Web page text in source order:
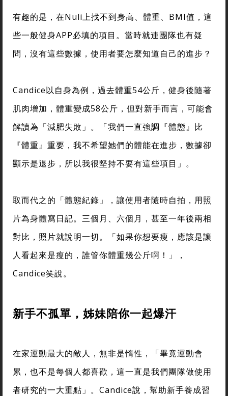
有趣的是，在Nuli上找不到身高、體重、BMI值，這
些一般健身APP必填的項目。當時就連團隊也有疑
問，沒有這些數據，使用者要怎麼知道自己的進步？
Candice以自身為例，過去體重54公斤，健身後隨著
肌肉增加，體重變成58公斤，但對新手而言，可能會
解讀為「減肥失敗」。「我們一直強調『體態』比
『體重』重要，我不希望她們的體能在進步，數據卻
顯示是退步，所以我很堅持不要有這些項目」。
取而代之的「體態紀錄」，讓使用者隨時自拍，用照
片為身體寫日記。三個月、六個月，甚至一年後兩相
對比，照片就說明一切。「如果你想要瘦，應該是讓
人看起來是瘦的，誰管你體重幾公斤啊！」，
Candice笑說。
新手不孤單，姊妹陪你一起爆汗
在家運動最大的敵人，無非是惰性，「畢竟運動會
累，也不是每個人都喜歡，這一直是我們團隊做使用
者研究的一大重點」。Candice說，幫助新手養成習